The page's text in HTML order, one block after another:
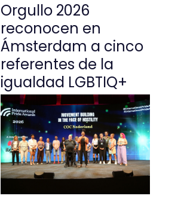
Orgullo 2026
reconocen en
Ámsterdam a cinco
referentes de la
igualdad LGBTIQ+